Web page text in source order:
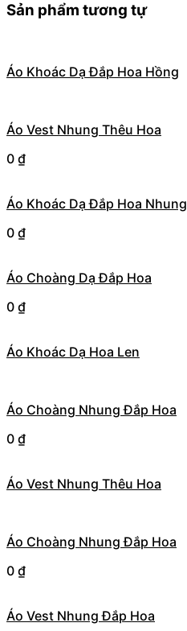
Sản phẩm tương tự
Áo Khoác Dạ Đắp Hoa Hồng
Áo Vest Nhung Thêu Hoa
0 ₫
Áo Khoác Dạ Đắp Hoa Nhung
0 ₫
Áo Choàng Dạ Đắp Hoa
0 ₫
Áo Khoác Dạ Hoa Len
Áo Choàng Nhung Đắp Hoa
0 ₫
Áo Vest Nhung Thêu Hoa
Áo Choàng Nhung Đắp Hoa
0 ₫
Áo Vest Nhung Đắp Hoa